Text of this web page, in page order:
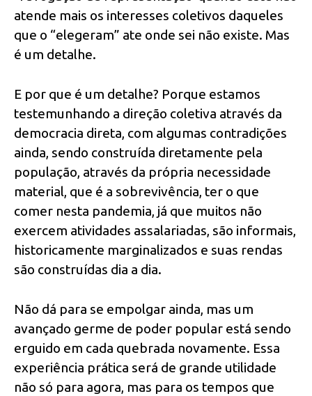
atende mais os interesses coletivos daqueles
que o “elegeram” ate onde sei não existe. Mas
é um detalhe.
E por que é um detalhe? Porque estamos
testemunhando a direção coletiva através da
democracia direta, com algumas contradições
ainda, sendo construída diretamente pela
população, através da própria necessidade
material, que é a sobrevivência, ter o que
comer nesta pandemia, já que muitos não
exercem atividades assalariadas, são informais,
historicamente marginalizados e suas rendas
são construídas dia a dia.
Não dá para se empolgar ainda, mas um
avançado germe de poder popular está sendo
erguido em cada quebrada novamente. Essa
experiência prática será de grande utilidade
não só para agora, mas para os tempos que